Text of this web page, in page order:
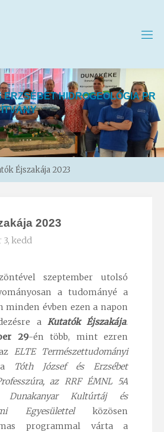
ERZSÉBET HIDROGEOLÓGIA PR
ÍTVÁNY
Éjszakája 2023
2023
kedd
szeptember utolsó
a tudományé a
minden évben ezen a napon
a Kutatók Éjszakája.
29-én több, mint ezren
ELTE Természettudományi
Tóth József és Erzsébet
az RRF ÉMNL 5A
Dunakanyar Kultúrtáj és
Egyesülettelközösen
programmal várta a